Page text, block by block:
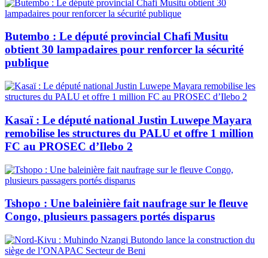
Butembo : Le député provincial Chafi Musitu
obtient 30 lampadaires pour renforcer la sécurité
publique
Kasaï : Le député national Justin Luwepe Mayara
remobilise les structures du PALU et offre 1 million
FC au PROSEC d’Ilebo 2
Tshopo : Une baleinière fait naufrage sur le fleuve
Congo, plusieurs passagers portés disparus